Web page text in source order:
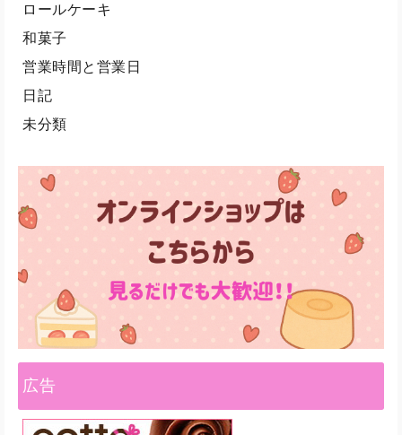
ロールケーキ
和菓子
営業時間と営業日
日記
未分類
広告